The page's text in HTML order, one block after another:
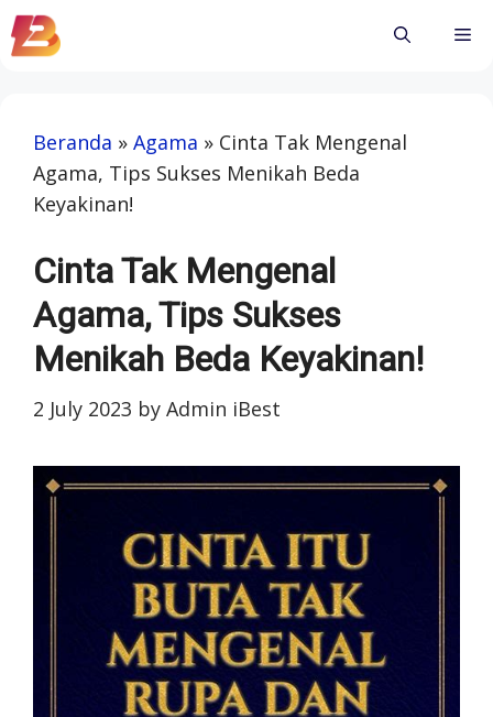
Skip
to
Beranda » Agama » Cinta Tak Mengenal
Agama, Tips Sukses Menikah Beda
Keyakinan!
Cinta Tak Mengenal
Agama, Tips Sukses
Menikah Beda Keyakinan!
2 July 2023 by Admin iBest